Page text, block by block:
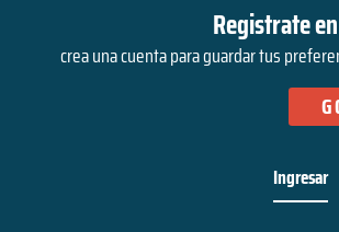
Registrate
crea una cuenta para guardar tus
Ingresar